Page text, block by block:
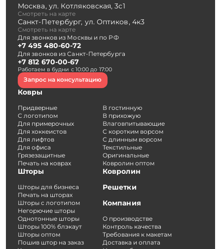
Москва, ул. Котляковская, 3с1
Смотреть на карте
Санкт-Петербург, ул. Оптиков, 4к3
Смотреть на карте
Для звонков из Москвы и по РФ
+7 495 480-60-72
Для звонков из Санкт-Петербурга
+7 812 670-00-67
Работаем в будни с 10:00 до 17:00
Запрос на консультацию
Ковры
Придверные
С логотипом
Для примерочных
Для хоккеистов
Для лифтов
Для офиса
Грязезащитные
Печать на коврах
В гостинную
В прихожую
Влаговпитывающие
С коротким ворсом
С длинным ворсом
Текстильные
Оригинальные
Ковролин оптом
Шторы
Шторы для бизнеса
Печать на шторах
Шторы с логотипом
Негорючие шторы
Однотонные шторы
Шторы 100% блэкаут
Шторы оптом
Пошив штор на заказ
Ковролин
Решетки
Компания
О производстве
Контроль качества
Требования к макетам
Доставка и оплата